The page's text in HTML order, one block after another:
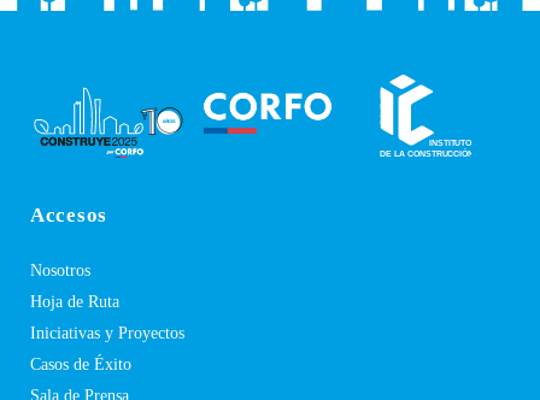
Accesos
Nosotros
Hoja de Ruta
Iniciativas y Proyectos
Casos de Éxito
Sala de Prensa